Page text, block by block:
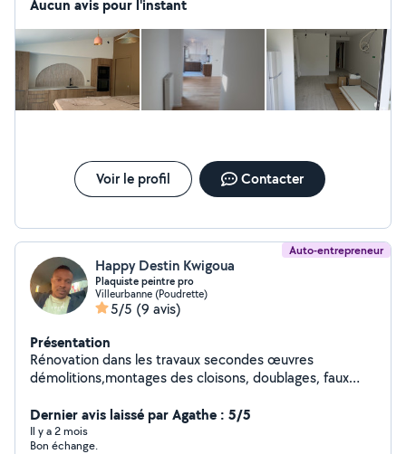
plâtre (placo), pose de carrelage et parquet. Travail
chantiers !
Aucun avis pour l'instant
Voir le profil Contacter
Auto-entrepreneur
Happy Destin Kwigoua
Plaquiste peintre pro
Villeurbanne (Poudrette)
5/5 (9 avis)
Présentation
Rénovation dans les travaux secondes œuvres
démolitions,montages des cloisons, doublages, faux
,revêtement de sol , pose papier peint , ratissage,
bandes à joints , ponçage, rebouche et pose du parquet
Dernier avis laissé par Agathe : 5/5
Il y a 2 mois
Bon échange.